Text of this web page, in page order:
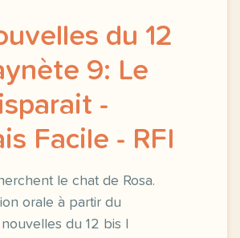
du 12
9: Le
-
Facile - RFI
le chat de Rosa.
orale à partir du
du 12 bis |